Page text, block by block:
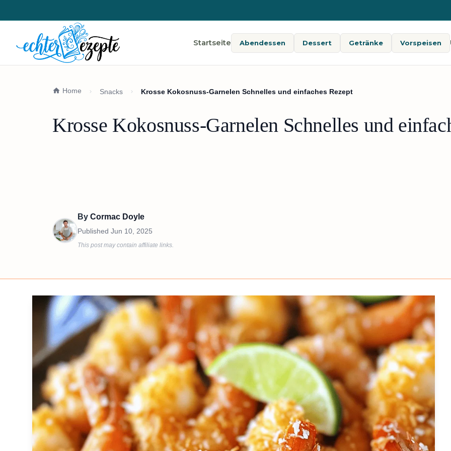
Startseite Abendessen Dessert Getränke Vorspeisen
Home Snacks Krosse Kokosnuss-Garnelen Schnelles und einfaches Rezept
Krosse Kokosnuss-Garnelen Schnelles und
By Cormac Doyle
Published Jun 10, 2025
This post may contain affiliate links.